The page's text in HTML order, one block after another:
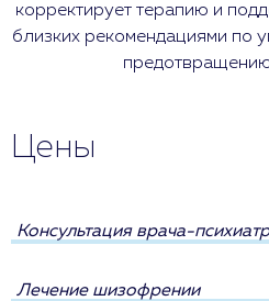
корректирует терапию и
близких рекомендациями по
Цены
Консультация врача-
Лечение шизофрении